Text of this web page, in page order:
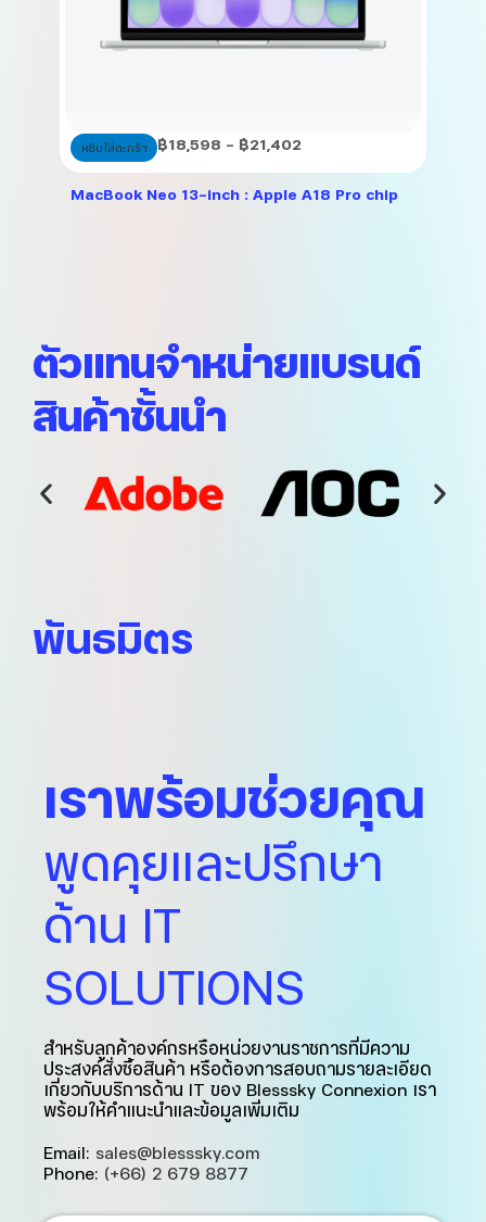
หยิบใส่ตะกร้า
This
multiple
on
the
page
฿18,598 – ฿21,402
through
MacBook Neo 13-inch : Apple A18 Pro chip
ตัวแทนจำหน่ายแบรนด์
สินค้าชั้นนำ
พันธมิตร
เราพร้อมช่วยคุณ
พูดคุยและปรึกษา
ด้าน IT
SOLUTIONS
สำหรับลูกค้าองค์กรหรือหน่วยงานราชการที่มีความ
ประสงค์สั่งซื้อสินค้า หรือต้องการสอบถามรายละเอียด
เกี่ยวกับบริการด้าน IT ของ Blesssky Connexion เรา
พร้อมให้คำแนะนำและข้อมูลเพิ่มเติม
Email: sales@blesssky.com
Phone: (+66) 2 679 8877